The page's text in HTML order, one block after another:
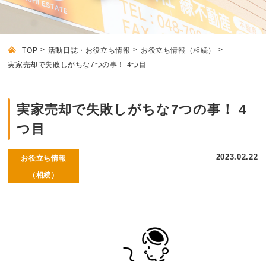
TOP 活動日誌・お役立ち情報
お役立ち情報（相続）
実家売却で失敗しがちな7つの事！ 4つ目
実家売却で失敗しがちな7つの事！ 4
つ目
お役立ち情報
（相続）
2023.02.22